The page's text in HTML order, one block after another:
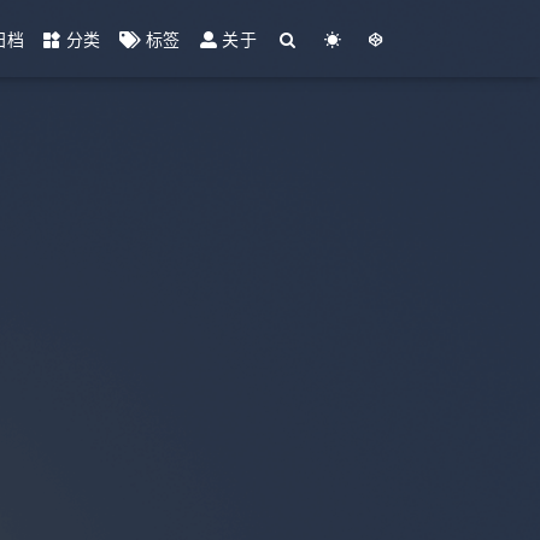
档 分类 标签 关于